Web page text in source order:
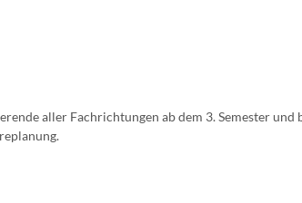
aller Fachrichtungen ab dem 3. Semester